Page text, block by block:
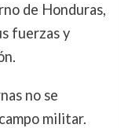
de Honduras,
fuerzas y
no se
militar.